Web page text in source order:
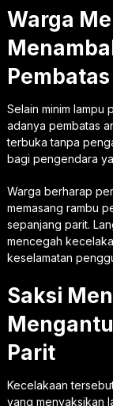
Warga
Selain minim lampu
adanya pembatas
terbuka tanpa
bagi pengendara
Warga berharap
memasang rambu
sepanjang parit.
mencegah
keselamatan
Saksi
Parit
Kecelakaan
yang menyaksikan